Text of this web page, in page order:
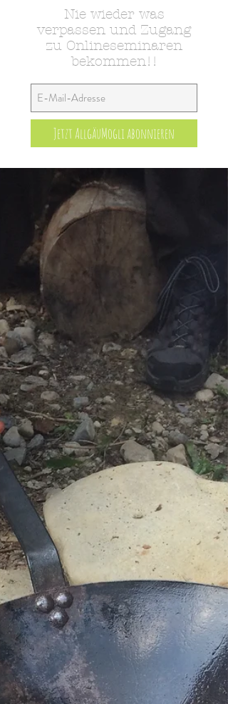
Nie wieder was
verpassen und Zugang
zu Onlineseminaren
bekommen!!
Jetzt AllgäuMogli abonnieren